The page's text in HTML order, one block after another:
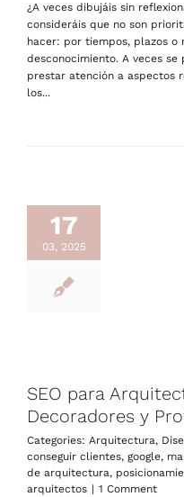
¿A veces dibujáis sin
consideráis que no son
hacer: por tiempos, plazos o
desconocimiento. A veces
prestar atención a aspectos
los...
17
03, 2025
SEO para
Decoradores y
Categories: Arquitectura,
conseguir clientes, google,
de arquitectura,
arquitectos | 1 Comment